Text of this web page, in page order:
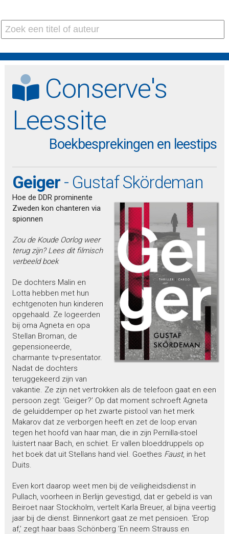
Conserve's
Leessite
Boekbesprekingen en leestips
Geiger- Gustaf Skördeman
Hoe de DDR prominente
Zweden kon chanteren via
spionnen
Zou de Koude Oorlog weer
terug zijn? Lees dit filmisch
verbeeld boek
De dochters Malin en
Lotta hebben met hun
echtgenoten hun kinderen
opgehaald. Ze logeerden
bij oma Agneta en opa
Stellan Broman, de
gepensioneerde,
charmante tv-presentator.
Nadat de dochters
teruggekeerd zijn van
vakantie. Ze zijn net vertrokken als de telefoon gaat en een
persoon zegt: ‘Geiger?’ Op dat moment schroeft Agneta
de geluiddemper op het zwarte pistool van het merk
Makarov dat ze verborgen heeft en zet de loop ervan
tegen het hoofd van haar man, die in zijn Pernilla-stoel
luistert naar Bach, en schiet. Er vallen bloeddruppels op
het boek dat uit Stellans hand viel. Goethes Faust, in het
Duits.
Even kort daarop weet men bij de veiligheidsdienst in
Pullach, voorheen in Berlijn gevestigd, dat er gebeld is van
Beiroet naar Stockholm, vertelt Karla Breuer, al bijna veertig
jaar bij de dienst. Binnenkort gaat ze met pensioen. ‘Erop
af,’ zegt haar baas Schönberg ’En neem Strauss en